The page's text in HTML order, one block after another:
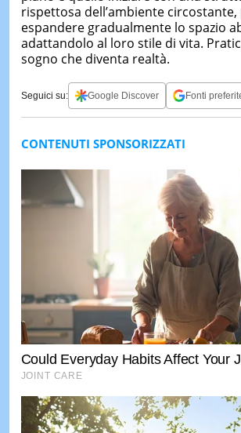
rispettosa dell’ambiente
espandere gradualmente lo spazio
adattandolo al loro stile di vita.
sogno che diventa realtà.
Seguici su: Google Discover Fonti